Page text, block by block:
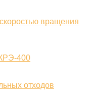
вращения
400
отходов